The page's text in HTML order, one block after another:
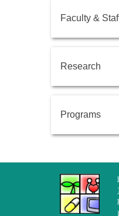
Faculty &
Research
Programs